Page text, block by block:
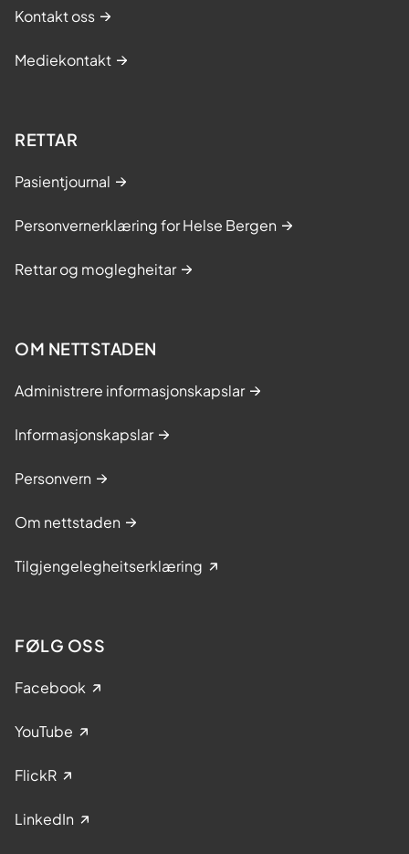
Kontakt oss
Mediekontakt
RETTAR
Pasientjournal
Personvernerklæring for Helse Bergen
Rettar og moglegheitar
OM NETTSTADEN
Administrere informasjonskapslar
Informasjonskapslar
Personvern
Om nettstaden
Tilgjengelegheitserklæring
FØLG OSS
Facebook
YouTube
FlickR
LinkedIn